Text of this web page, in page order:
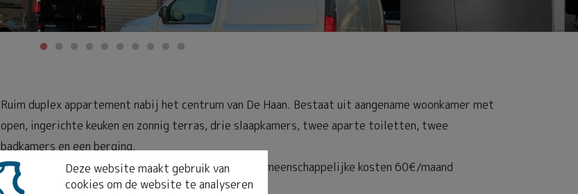
Ruim duplex appartement nabij het centrum van De Haan. Bestaat uit aangename woonkamer met
open, ingerichte keuken en zonnig terras, drie slaapkamers, twee aparte toiletten, twee
badkamers en een berging.
Vrij vanaf 01 juli 2022. Huurprijs 835€/maand + gemeenschappelijke kosten 60€/maand
Deze website maakt gebruik van
cookies om de website te analyseren